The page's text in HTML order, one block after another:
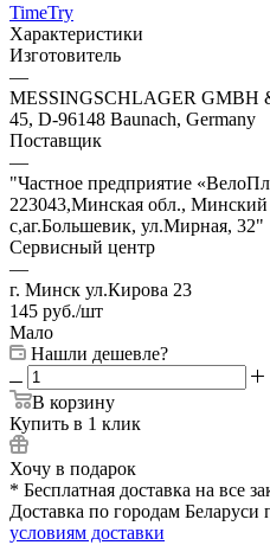
TimeTry
Характеристики
Изготовитель
—
MESSINGSCHLAGER GMBH
45, D-96148 Baunach, Germany
Поставщик
—
"Частное предприятие
223043,Минская обл.,
с,аг.Большевик, ул.Мирная, 32"
Сервисный центр
—
г. Минск ул.Кирова 23
145 руб./шт
Мало
Нашли дешевле?
В корзину
Купить в 1 клик
Хочу в подарок
* Бесплатная доставка на все
Доставка по городам Беларуси
условиям доставки